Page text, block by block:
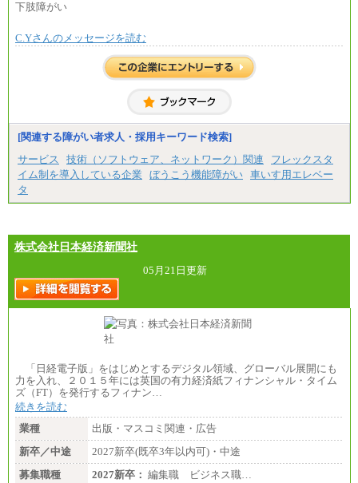
下肢障がい
C.Yさんのメッセージを読む
[関連する障がい者求人・採用キーワード検索]
サービス
技術（ソフトウェア、ネットワーク）関連
フレックスタ
イム制を導入している企業
ぼうこう機能障がい 車いす用エレベー
タ
株式会社日本経済新聞社
05月21日更新
「日経電子版」をはじめとするデジタル領域、グローバル展開にも
力を入れ、２０１５年には英国の有力経済紙フィナンシャル・タイム
ズ（FT）を発行するフィナン…
続きを読む
業種
出版・マスコミ関連・広告
新卒／中途
2027新卒(既卒3年以内可)・中途
募集職種
2027新卒： 編集職 ビジネス職…